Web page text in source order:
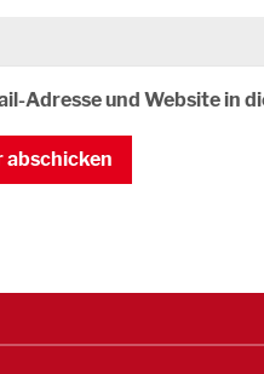
Adresse und Website in